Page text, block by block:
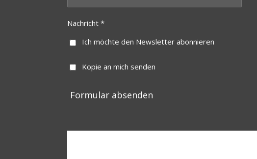
Nachricht *
Ich möchte den Newsletter abonnieren
Kopie an mich senden
Formular absenden